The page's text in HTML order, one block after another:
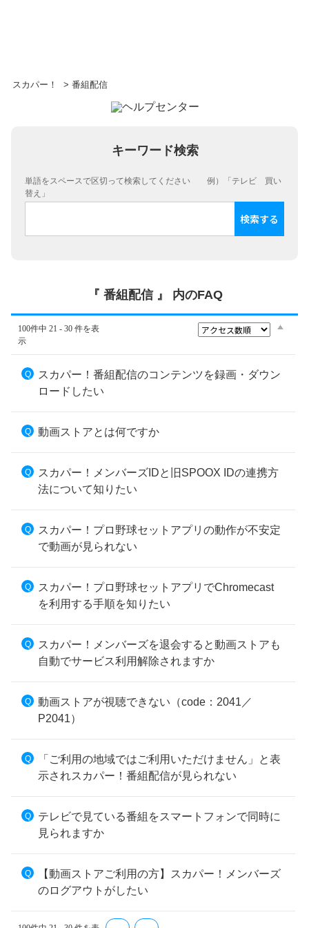
スカパー！ > 番組配信
キーワード検索
単語をスペースで区切って検索してください 例）「テレビ 買い
替え」
『 番組配信 』 内のFAQ
100件中 21 - 30 件を表
示
スカパー！番組配信のコンテンツを録画・ダウン
ロードしたい
動画ストアとは何ですか
スカパー！メンバーズIDと旧SPOOX IDの連携方
法について知りたい
スカパー！プロ野球セットアプリの動作が不安定
で動画が見られない
スカパー！プロ野球セットアプリでChromecast
を利用する手順を知りたい
スカパー！メンバーズを退会すると動画ストアも
自動でサービス利用解除されますか
動画ストアが視聴できない（code：2041／
P2041）
「ご利用の地域ではご利用いただけません」と表
示されスカパー！番組配信が見られない
テレビで見ている番組をスマートフォンで同時に
見られますか
【動画ストアご利用の方】スカパー！メンバーズ
のログアウトがしたい